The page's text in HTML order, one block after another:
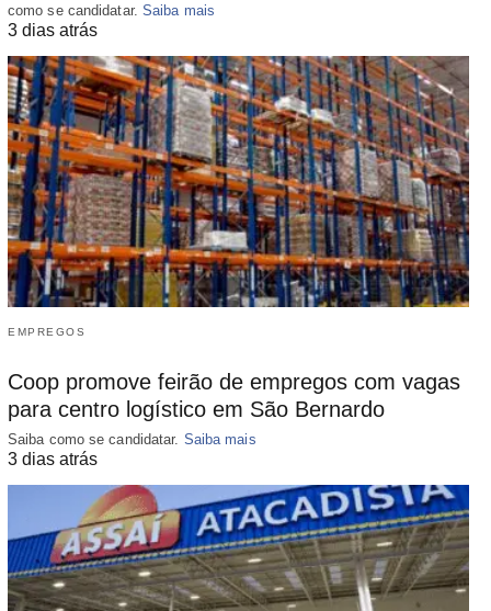
como se candidatar. Saiba mais
3 dias atrás
EMPREGOS
Coop promove feirão de empregos com vagas
para centro logístico em São Bernardo
Saiba como se candidatar. Saiba mais
3 dias atrás